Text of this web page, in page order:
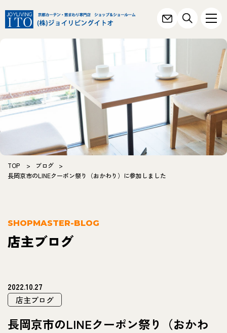
TOP > ブログ
>
長岡京市のLINEクーポン祭り（おかわり）に参加しました
SHOPMASTER-BLOG
店主ブログ
2022.10.27
店主ブログ
長岡京市のLINEクーポン祭り（おかわ